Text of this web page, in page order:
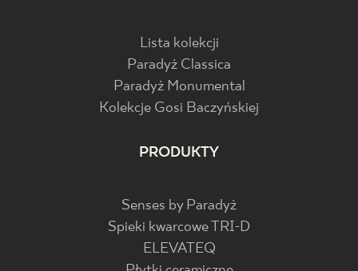
Lista kolekcji
Paradyż Classica
Paradyż Monumental
Kolekcje Gosi Baczyńskiej
PRODUKTY
Senses by Paradyż
Spieki kwarcowe TRI-D
ELEVATEQ